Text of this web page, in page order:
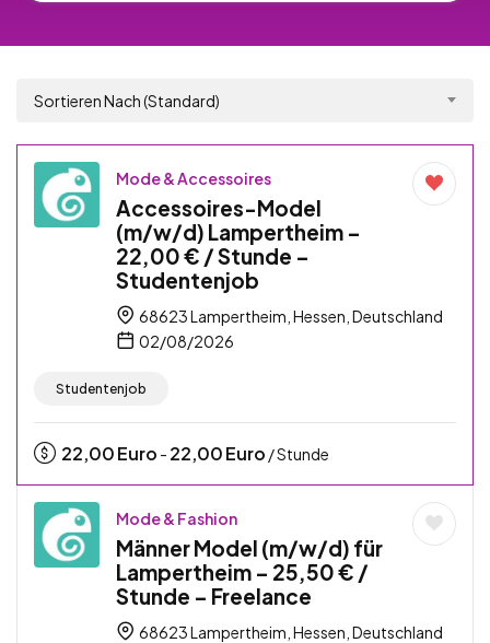
Sortieren Nach (Standard)
Mode & Accessoires
Accessoires-Model
(m/w/d) Lampertheim –
22,00 € / Stunde –
Studentenjob
68623 Lampertheim, Hessen, Deutschland
02/08/2026
Studentenjob
22,00Euro - 22,00Euro / Stunde
Mode & Fashion
Männer Model (m/w/d) für
Lampertheim – 25,50 € /
Stunde – Freelance
68623 Lampertheim, Hessen, Deutschland